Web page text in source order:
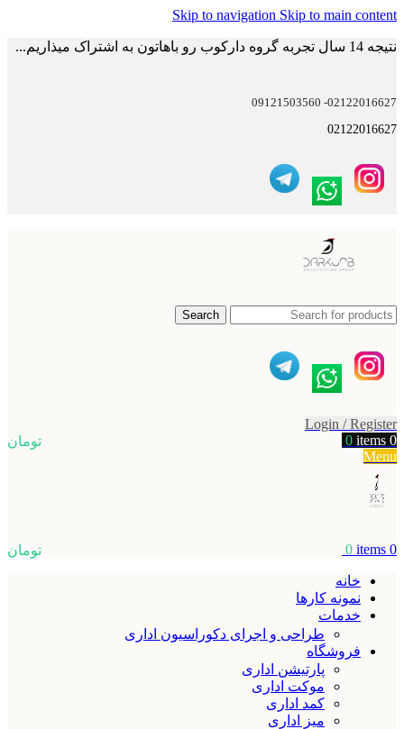
Skip to navigation Skip to main content
نتیجه 14 سال تجربه گروه دارکوب رو باهاتون به اشتراک میذاریم...
02122016627- 09121503560
02122016627
Search
Login / Register
0
items
0
تومان
Menu
0
items
0
تومان
خانه
نمونه کارها
خدمات
طراحی و اجرای دکوراسیون اداری
فروشگاه
پارتیشن اداری
موکت اداری
کمد اداری
میز اداری